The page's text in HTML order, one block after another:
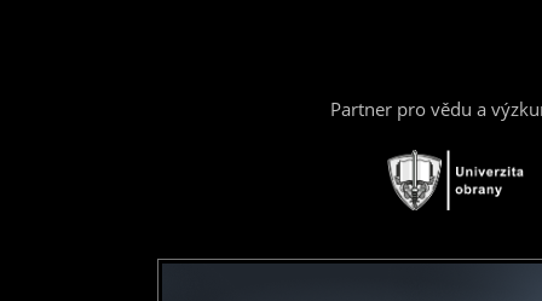
Partner pro vědu a